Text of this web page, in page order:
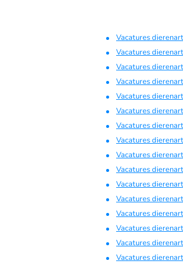
Vacatures
Vacatures
Vacatures
Vacatures
Vacatures
Vacatures
Vacatures
Vacatures
Vacatures
Vacatures
Vacatures
Vacatures
Vacatures
Vacatures
Vacatures
Vacatures